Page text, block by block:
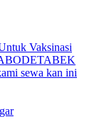
Vaksinasi
sewa kan ini